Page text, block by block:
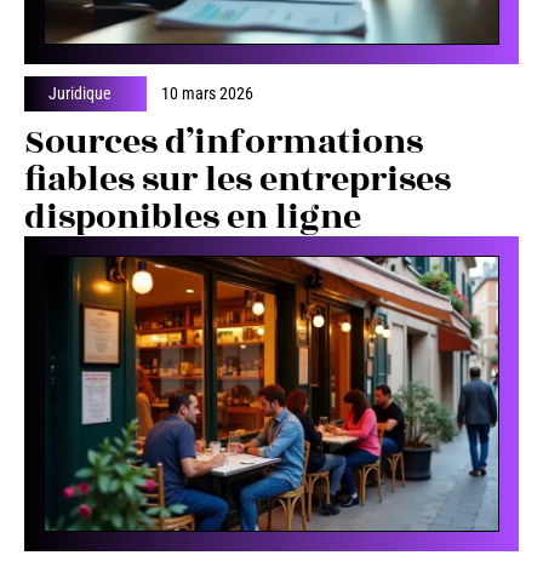
Juridique 10 mars 2026
Sources d’informations
fiables sur les entreprises
disponibles en ligne